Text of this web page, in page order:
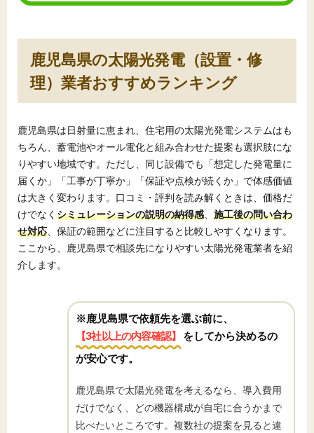
鹿児島県の太陽光発電（設置・修
理）業者おすすめランキング
鹿児島県は日射量に恵まれ、住宅用の太陽光発電システムはも
ちろん、蓄電池やオール電化と組み合わせた提案も選択肢にな
りやすい地域です。ただし、同じ設備でも「想定した発電量に
届くか」「工事が丁寧か」「保証や点検が続くか」で体感価値
は大きく変わります。口コミ・評判を読み解くときは、価格だ
けでなく シミュレーションの説明の納得感、 施工後の問い合わ
せ対応、保証の範囲などに注目すると比較しやすくなります。
ここから、鹿児島県で相談先になりやすい太陽光発電業者を紹
介します。
※鹿児島県で依頼先を選ぶ前に、
【3社以上の内容確認】
をしてから決めるの
が安心です。
鹿児島県で太陽光発電を考えるなら、導入費用
だけでなく、どの機器構成が自宅に合うかまで
比べたいところです。複数社の提案を見ると違